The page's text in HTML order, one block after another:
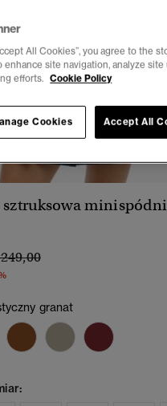
1 2 3
obniżona od
249,00do
granat
All Cookies”, you agree to the
enhance site navigation, analyze site
efforts. Cookie Policy
Accept All
Cookies